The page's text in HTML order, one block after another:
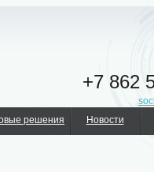
+7 862
решения Новости